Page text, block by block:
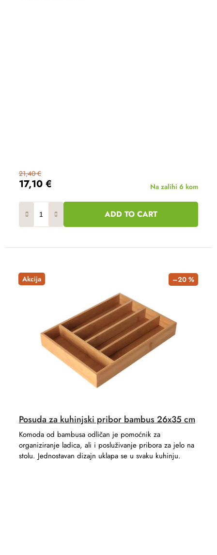
17,10 €
21,40 €
Na zalihi 6 kom
ADD TO CART
Akcija –20 %
Posuda za kuhinjski pribor bambus 26x35 cm
Komoda od bambusa odličan je pomoćnik za
organiziranje ladica, ali i posluživanje pribora za jelo na
stolu. Jednostavan dizajn uklapa se u svaku kuhinju.